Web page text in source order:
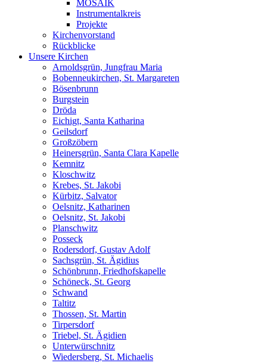
MOSAIK
Instrumentalkreis
Projekte
Kirchenvorstand
Rückblicke
Unsere Kirchen
Arnoldsgrün, Jungfrau Maria
Bobenneukirchen, St. Margareten
Bösenbrunn
Burgstein
Dröda
Eichigt, Santa Katharina
Geilsdorf
Großzöbern
Heinersgrün, Santa Clara Kapelle
Kemnitz
Kloschwitz
Krebes, St. Jakobi
Kürbitz, Salvator
Oelsnitz, Katharinen
Oelsnitz, St. Jakobi
Planschwitz
Posseck
Rodersdorf, Gustav Adolf
Sachsgrün, St. Ägidius
Schönbrunn, Friedhofskapelle
Schöneck, St. Georg
Schwand
Taltitz
Thossen, St. Martin
Tirpersdorf
Triebel, St. Ägidien
Unterwürschnitz
Wiedersberg, St. Michaelis